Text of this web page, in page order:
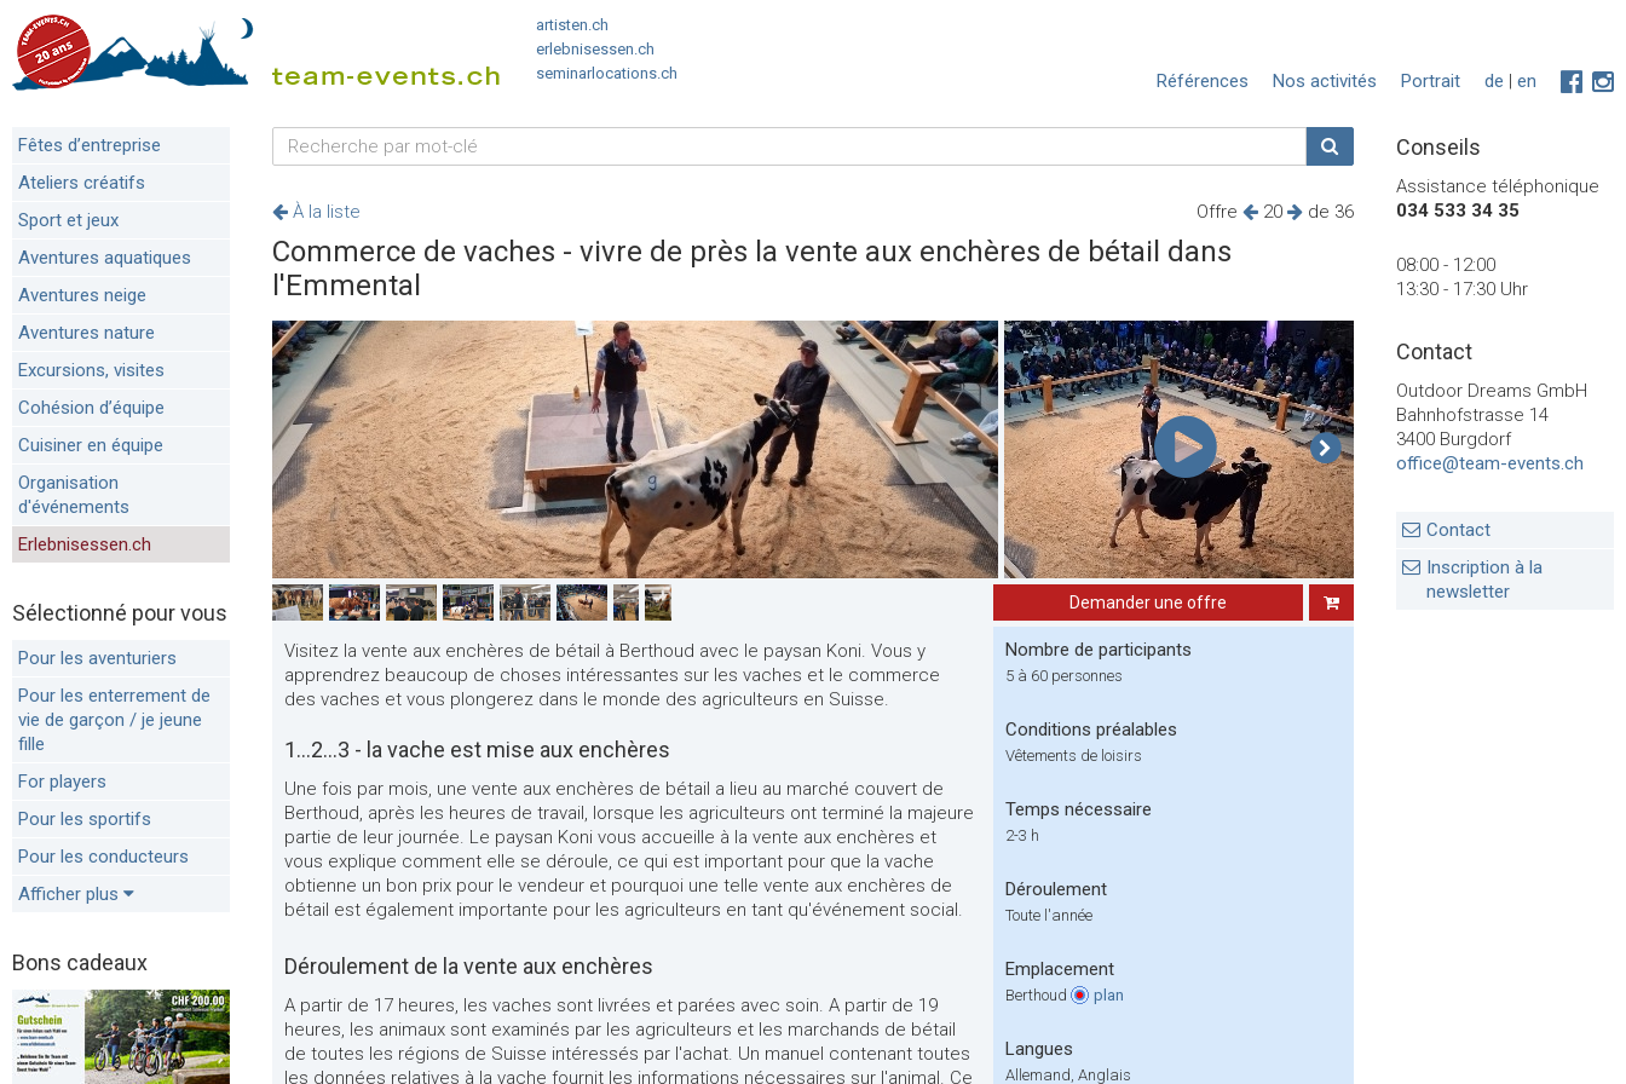
artisten.ch
erlebnisessen.ch
seminarlocations.ch
de | en
Portrait
Nos activités
Références
Fêtes d’entreprise
Ateliers créatifs
Sport et jeux
Aventures aquatiques
Aventures neige
Aventures nature
Excursions, visites
Cohésion d’équipe
Cuisiner en équipe
Organisation
d'événements
Erlebnisessen.ch
Sélectionné pour vous
Pour les aventuriers
Pour les enterrement de
vie de garçon / je jeune
fille
For players
Pour les sportifs
Pour les conducteurs
Afficher plus
Bons cadeaux
Offre 20 de 36
À la liste
Commerce de vaches - vivre de près la vente aux enchères de bétail dans
l'Emmental
Demander une offre
Visitez la vente aux enchères de bétail à Berthoud avec le paysan Koni. Vous y
apprendrez beaucoup de choses intéressantes sur les vaches et le commerce
des vaches et vous plongerez dans le monde des agriculteurs en Suisse.
1...2...3 - la vache est mise aux enchères
Une fois par mois, une vente aux enchères de bétail a lieu au marché couvert de
Berthoud, après les heures de travail, lorsque les agriculteurs ont terminé la majeure
partie de leur journée. Le paysan Koni vous accueille à la vente aux enchères et
vous explique comment elle se déroule, ce qui est important pour que la vache
obtienne un bon prix pour le vendeur et pourquoi une telle vente aux enchères de
bétail est également importante pour les agriculteurs en tant qu'événement social.
Déroulement de la vente aux enchères
A partir de 17 heures, les vaches sont livrées et parées avec soin. A partir de 19
heures, les animaux sont examinés par les agriculteurs et les marchands de bétail
de toutes les régions de Suisse intéressés par l'achat. Un manuel contenant toutes
les données relatives à la vache fournit les informations nécessaires sur l'animal. Ce
Nombre de participants
5 à 60 personnes
Conditions préalables
Vêtements de loisirs
Temps nécessaire
2-3 h
Déroulement
Toute l'année
Emplacement
Berthoud plan
Langues
Allemand, Anglais
Conseils
Assistance téléphonique
034 533 34 35
08:00 - 12:00
13:30 - 17:30 Uhr
Contact
Outdoor Dreams GmbH
Bahnhofstrasse 14
3400 Burgdorf
office@team-events.ch
Contact
Inscription à la
newsletter